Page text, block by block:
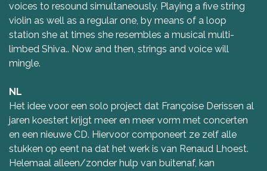
voices to resound simultaneously. Playing a five string
violin as well as a regular one, by means of a loop
station she at times she resembles a musical multi-
limbed Shiva.. Now and then, strings and voice will
mingle.
NL
Het idee voor een solo project dat Françoise Derissen al
jaren koestert krijgt meer en meer vorm met concerten
en een nieuwe CD. Hiervoor componeert ze zelf alle
stukken op eent na dat het werk is van Renaud Lhoest.
Helemaal alleen/zonder hulp van buitenaf, kan